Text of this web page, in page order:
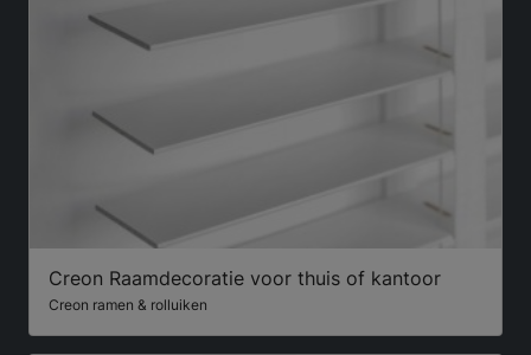
Creon Raamdecoratie voor thuis of kantoor
Creon ramen & rolluiken